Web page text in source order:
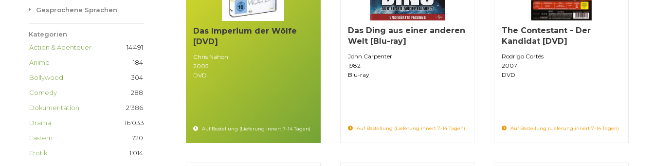
Gesprochene Sprachen
Kategorien
14'491
Action & Abenteuer
184
Anime
304
Bollywood
288
Comedy
2'386
Dokumentation
16'033
Drama
720
Eastern
1'014
Erotik
Das Imperium der Wölfe
[DVD]
Chris Nahon
2005
DVD
Auf Bestellung (Lieferung innert 7-14 Tagen)
Das Ding aus einer anderen
Welt [Blu-ray]
John Carpenter
1982
Blu-ray
Auf Bestellung (Lieferung innert 7-14 Tagen)
The Contestant - Der
Kandidat [DVD]
Rodrigo Cortés
2007
DVD
Auf Bestellung (Lieferung innert 7-14 Tagen)